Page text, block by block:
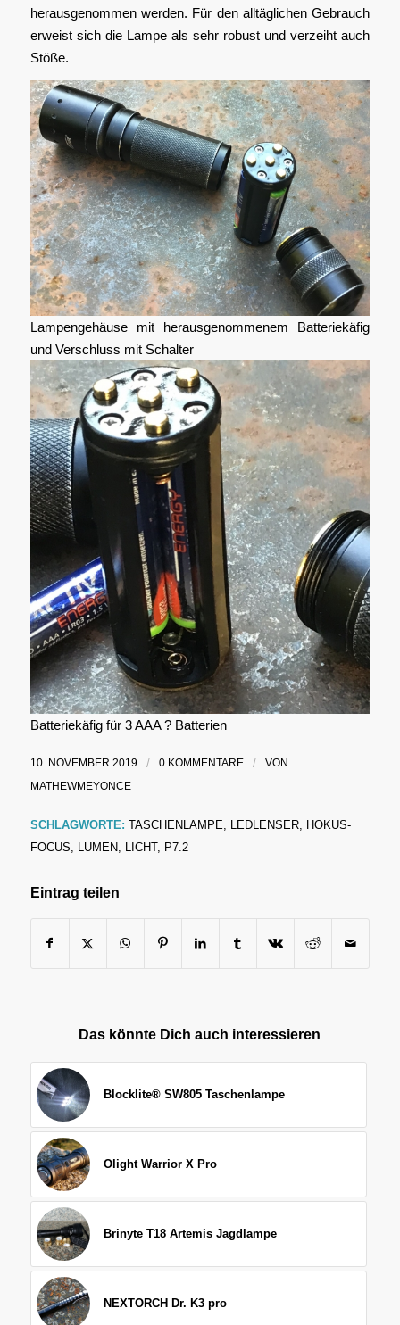
herausgenommen werden. Für den alltäglichen Gebrauch
erweist sich die Lampe als sehr robust und verzeiht auch
Stöße.
Lampengehäuse mit herausgenommenem Batteriekäfig
und Verschluss mit Schalter
Batteriekäfig für 3 AAA ? Batterien
10. NOVEMBER 2019 / 0 KOMMENTARE /
VON
MATHEWMEYONCE
SCHLAGWORTE: TASCHENLAMPE, LEDLENSER, HOKUS-
FOCUS, LUMEN, LICHT, P7.2
Eintrag teilen
Das könnte Dich auch interessieren
Blocklite® SW805 Taschenlampe
Olight Warrior X Pro
Brinyte T18 Artemis Jagdlampe
NEXTORCH Dr. K3 pro